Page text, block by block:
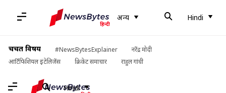
अन्य Hindi
चर्चित विषय #NewsBytesExplainer
नरेंद्र मोदी
आर्टिफिशियल इंटेलिजेंस
क्रिकेट समाचार राहुल गांधी
Hindi